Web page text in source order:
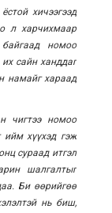
хичээгээд
л харчихмаар
номоо
сайн ханддаг
намайг хараад
чигтээ номоо
ийм хүүхэд гэж
сураад итгэл
шалгалтыг
Би өөрийгөө
нь биш,